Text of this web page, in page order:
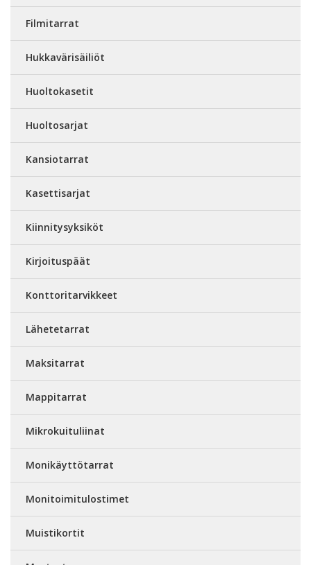
Filmitarrat
Hukkavärisäiliöt
Huoltokasetit
Huoltosarjat
Kansiotarrat
Kasettisarjat
Kiinnitysyksiköt
Kirjoituspäät
Konttoritarvikkeet
Lähetetarrat
Maksitarrat
Mappitarrat
Mikrokuituliinat
Monikäyttötarrat
Monitoimitulostimet
Muistikortit